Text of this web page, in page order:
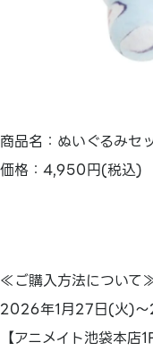
商品名：ぬいぐるみセ
価格：4,950円(税込)
≪ご購入方法について
2026年1月27日(火)～
【アニメイト池袋本店